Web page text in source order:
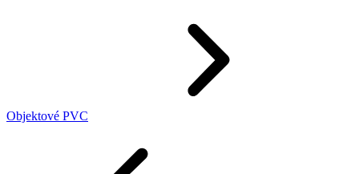
Objektové PVC